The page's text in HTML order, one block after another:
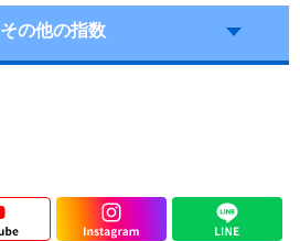
その他の指数